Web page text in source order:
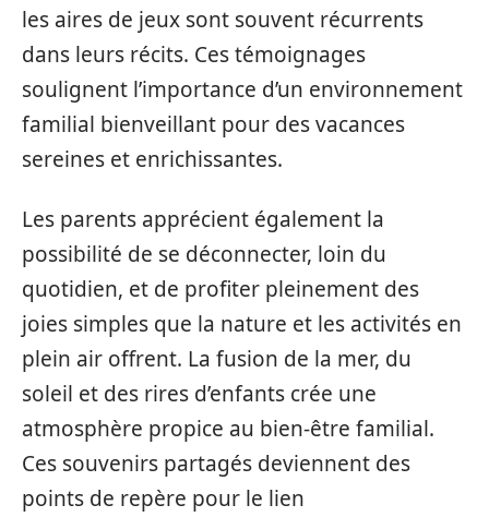
les aires de jeux sont souvent récurrents
dans leurs récits. Ces témoignages
soulignent l’importance d’un environnement
familial bienveillant pour des vacances
sereines et enrichissantes.
Les parents apprécient également la
possibilité de se déconnecter, loin du
quotidien, et de profiter pleinement des
joies simples que la nature et les activités en
plein air offrent. La fusion de la mer, du
soleil et des rires d’enfants crée une
atmosphère propice au bien-être familial.
Ces souvenirs partagés deviennent des
points de repère pour le lien